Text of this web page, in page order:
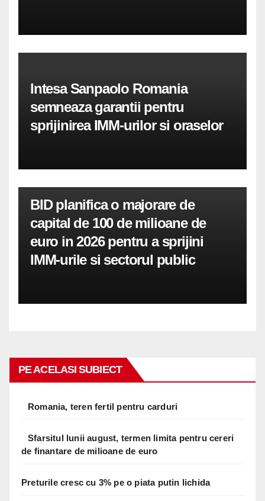
Intesa Sanpaolo Romania
semneaza garantii pentru
sprijinirea IMM-urilor si oraselor
BID planifica o majorare de
capital de 100 de milioane de
euro in 2026 pentru a sprijini
IMM-urile si sectorul public
PE ACELASI SUBIECT
Romania, teren fertil pentru carduri
Sfarsitul lunii august, termen limita pentru cereri
de finantare de milioane de euro
Preturile cresc cu 3% pe o piata putin lichida